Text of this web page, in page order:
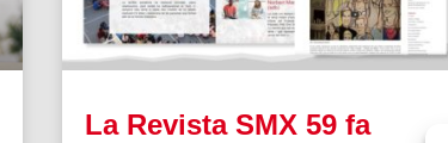
La Revista SMX 59 fa